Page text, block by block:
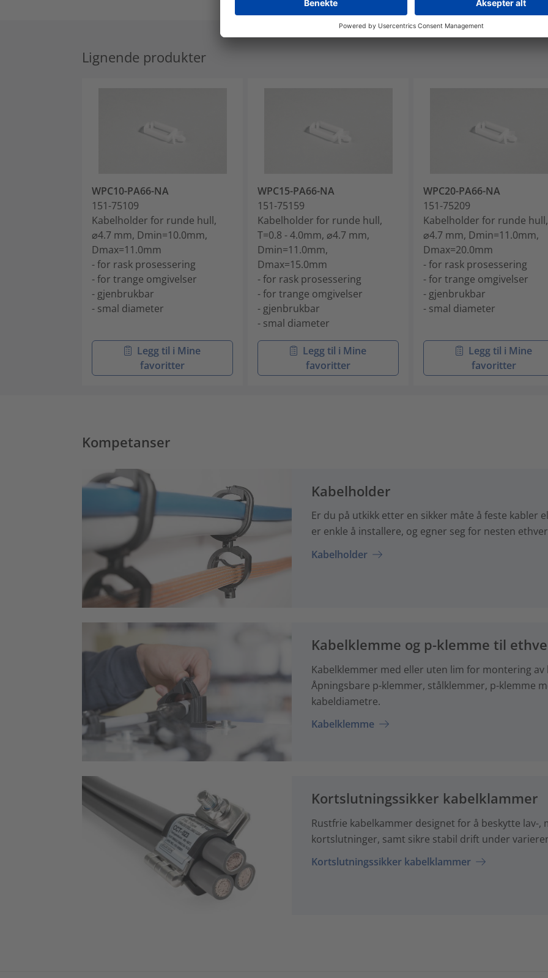
Lignende produkter
WPC10-PA66-NA
151-75109
Kabelholder for runde hull,
⌀4.7 mm, Dmin=10.0mm,
Dmax=11.0mm
- for rask prosessering
- for trange omgivelser
- gjenbrukbar
- smal diameter
Legg til i Mine
favoritter
WPC15-PA66-NA
151-75159
Kabelholder for runde hull,
T=0.8 - 4.0mm, ⌀4.7 mm,
Dmin=11.0mm,
Dmax=15.0mm
- for rask prosessering
- for trange omgivelser
- gjenbrukbar
- smal diameter
Legg til i Mine
favoritter
WPC20-PA66-NA
151-75209
Kabelholder for runde hull,
⌀4.7 mm, Dmin=11.0mm,
Dmax=20.0mm
- for rask prosessering
- for trange omgivelser
- gjenbrukbar
- smal diameter
Legg til i Mine
favoritter
Kompetanser
Kabelholder
Er du på utkikk etter en sikker måte å feste kabler
er enkle å installere, og egner seg for nesten
Kabelholder
Kabelklemme og p-klemme til
Kabelklemmer med eller uten lim for montering
Åpningsbare p-klemmer, stålklemmer, p-klemme
kabeldiametre.
Kabelklemme
Kortslutningssikker kabelklammer
Rustfrie kabelkammer designet for å beskytte lav-
kortslutninger, samt sikre stabil drift under
Kortslutningssikker kabelklammer